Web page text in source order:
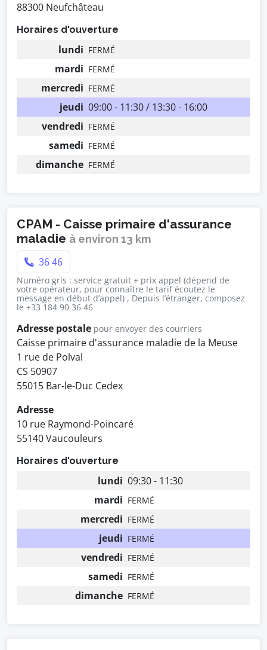
88300 Neufchâteau
Horaires d'ouverture
lundi FERMÉ
mardi FERMÉ
mercredi FERMÉ
jeudi 09:00 - 11:30 / 13:30 - 16:00
vendredi FERMÉ
samedi FERMÉ
dimanche FERMÉ
CPAM - Caisse primaire d'assurance
maladie à environ 13 km
36 46
Numéro gris : service gratuit + prix appel (dépend de
votre opérateur, pour connaître le tarif écoutez le
message en début d’appel) , Depuis l’étranger, composez
le +33 184 90 36 46
Adresse postale pour envoyer des courriers
Caisse primaire d'assurance maladie de la Meuse
1 rue de Polval
CS 50907
55015 Bar-le-Duc Cedex
Adresse
10 rue Raymond-Poincaré
55140 Vaucouleurs
Horaires d'ouverture
lundi 09:30 - 11:30
mardi FERMÉ
mercredi FERMÉ
jeudi FERMÉ
vendredi FERMÉ
samedi FERMÉ
dimanche FERMÉ